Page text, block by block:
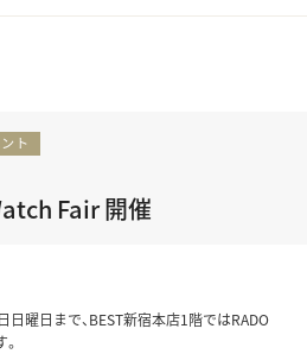
ト
Fair 開催
曜日まで、BEST新宿本店1階ではRADO